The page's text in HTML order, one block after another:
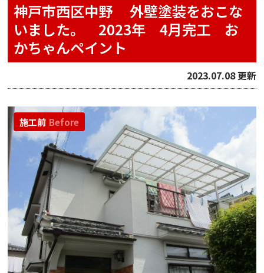
神戸市西区中野 外壁塗装をおこな
いました。 2023年 4月完工 お
かちゃんペイント
2023.07.08 更新
施工前 Before